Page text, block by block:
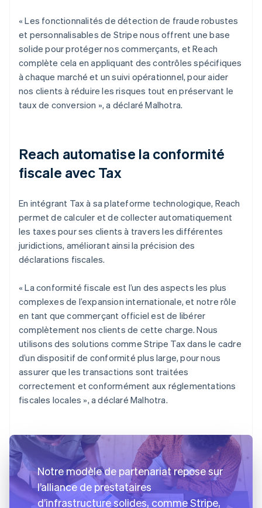
« Les fonctionnalités de détection de fraude robustes
et personnalisables de Stripe nous offrent une base
solide pour protéger nos commerçants, et Reach
complète cela en appliquant des contrôles spécifiques
à chaque marché et un suivi opérationnel, pour aider
nos clients à réduire les risques tout en préservant le
taux de conversion », a déclaré Malhotra.
Reach automatise la conformité
fiscale avec Tax
En intégrant Tax à sa plateforme technologique, Reach
permet de calculer et de collecter automatiquement
les taxes pour ses clients à travers les différentes
juridictions, améliorant ainsi la précision des
déclarations fiscales.
« La conformité fiscale est l’un des aspects les plus
complexes de l’expansion internationale, et notre rôle
en tant que commerçant officiel est de libérer
complètement nos clients de cette charge. Nous
utilisons des solutions comme Stripe Tax dans le cadre
d’un dispositif de conformité plus large, pour nous
assurer que les transactions sont traitées
correctement et conformément aux réglementations
fiscales locales », a déclaré Malhotra.
Notre modèle de partenariat repose sur
l’alliance de prestataires
d’infrastructure solides, comme Stripe,